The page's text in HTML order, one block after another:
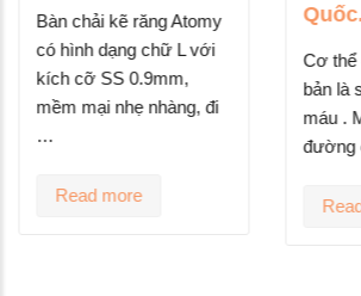
Bàn chải kẽ răng Atomy
có hình dạng chữ L với
kích cỡ SS 0.9mm,
mềm mại nhẹ nhàng, đi
…
Read more
Cơ thể
bản là
máu .
đường